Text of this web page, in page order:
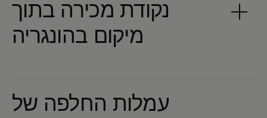
נקודת מכירה בתוך
עמלות החלפה של